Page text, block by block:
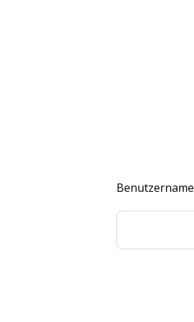
Benutzername